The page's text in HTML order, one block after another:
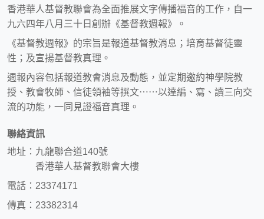
香港華人基督教聯會為全面推展文字傳播福音的工作，自一
九六四年八月三十日創辦《基督教週報》。
《基督教週報》的宗旨是報道基督教消息；培育基督徒靈
性；及宣揚基督教真理。
週報內容包括報道教會消息及動態，並定期邀約神學院教
授、教會牧師、信徒領袖等撰文⋯⋯以達編、寫、讀三向交
流的功能，一同見證福音真理。
聯絡資訊
地址：九龍聯合道140號
香港華人基督教聯會大樓
電話：23374171
傳真：23382314